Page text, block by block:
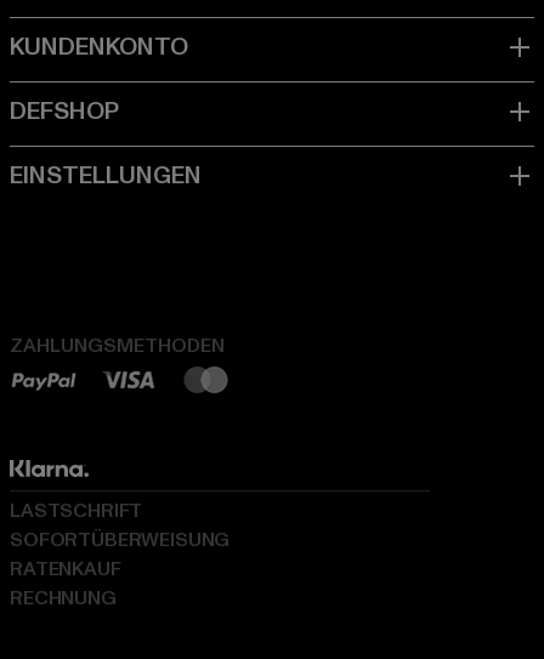
ZAHLUNGSMETHODEN
LASTSCHRIFT
SOFORTÜBERWEISUNG
RATENKAUF
RECHNUNG